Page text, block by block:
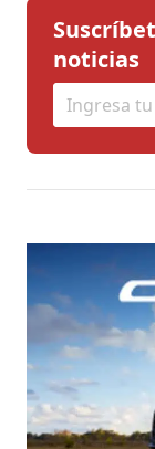
noticias